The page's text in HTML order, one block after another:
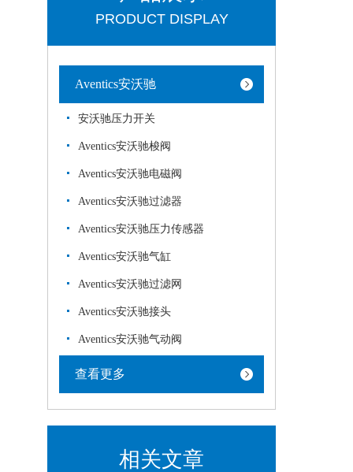
PRODUCT DISPLAY
Aventics安沃驰
安沃驰压力开关
Aventics安沃驰梭阀
Aventics安沃驰电磁阀
Aventics安沃驰过滤器
Aventics安沃驰压力传感器
Aventics安沃驰气缸
Aventics安沃驰过滤网
Aventics安沃驰接头
Aventics安沃驰气动阀
查看更多
相关文章